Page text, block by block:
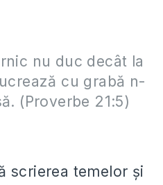
nu duc decât la
cu grabă n-
(Proverbe 21:5)
scrierea temelor și